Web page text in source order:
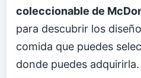
coleccionable de
para descubrir los
comida que puedes
donde puedes adquirirla.